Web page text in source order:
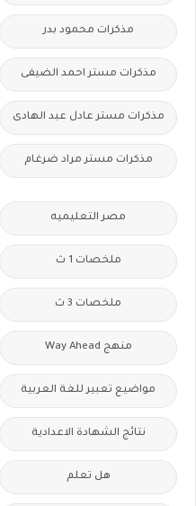
مذكرات محمود بدر
مذكرات مستر احمد الضيفى
مذكرات مستر عادل عبد الهادى
مذكرات مستر مراد ضرغام
مصر التعليميه
ملخصات 1 ث
ملخصات 3 ث
منهج Way Ahead
مواضيع تعبير للغة العربية
نتائج الشهادة الاعدادية
هل تعلم